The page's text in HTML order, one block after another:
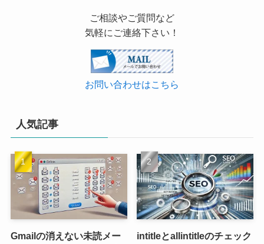
ご相談やご質問など
気軽にご連絡下さい！
お問い合わせはこちら
人気記事
Gmailの消えない未読メー
intitleとallintitleのチェック